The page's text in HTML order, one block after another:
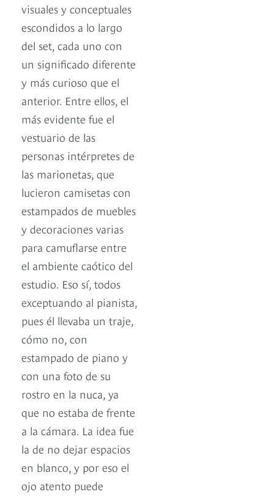
visuales y conceptuales
escondidos a lo largo
del set, cada uno con
un significado diferente
y más curioso que el
anterior. Entre ellos, el
más evidente fue el
vestuario de las
personas intérpretes de
las marionetas, que
lucieron camisetas con
estampados de muebles
y decoraciones varias
para camuflarse entre
el ambiente caótico del
estudio. Eso sí, todos
exceptuando al pianista,
pues él llevaba un traje,
cómo no, con
estampado de piano y
con una foto de su
rostro en la nuca, ya
que no estaba de frente
a la cámara. La idea fue
la de no dejar espacios
en blanco, y por eso el
ojo atento puede